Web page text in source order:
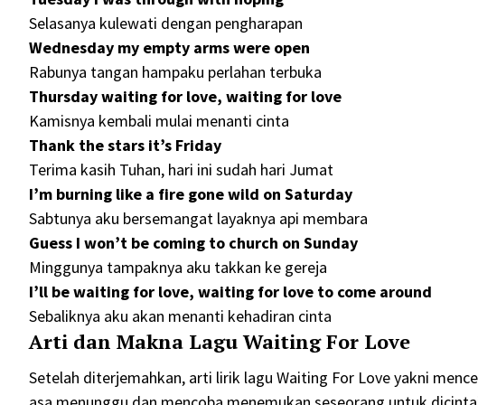
Selasanya kulewati dengan pengharapan
Wednesday my empty arms were open
Rabunya tangan hampaku perlahan terbuka
Thursday waiting for love, waiting for love
Kamisnya kembali mulai menanti cinta
Thank the stars it’s Friday
Terima kasih Tuhan, hari ini sudah hari Jumat
I’m burning like a fire gone wild on Saturday
Sabtunya aku bersemangat layaknya api membara
Guess I won’t be coming to church on Sunday
Minggunya tampaknya aku takkan ke gereja
I’ll be waiting for love, waiting for love to come around
Sebaliknya aku akan menanti kehadiran cinta
Arti dan Makna Lagu Waiting For Love
Setelah diterjemahkan, arti lirik lagu Waiting For Love yakni